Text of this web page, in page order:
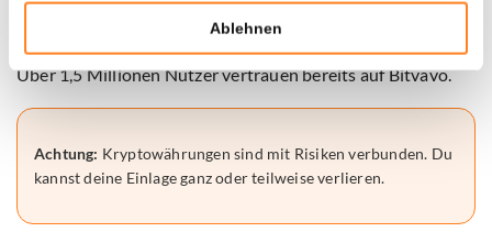
Ablehnen
👉 Konto eröffnen und 15 XRP gratis erhalten
Über 1,5 Millionen Nutzer vertrauen bereits auf Bitvavo.
Achtung: Kryptowährungen sind mit Risiken verbunden. Du
kannst deine Einlage ganz oder teilweise verlieren.